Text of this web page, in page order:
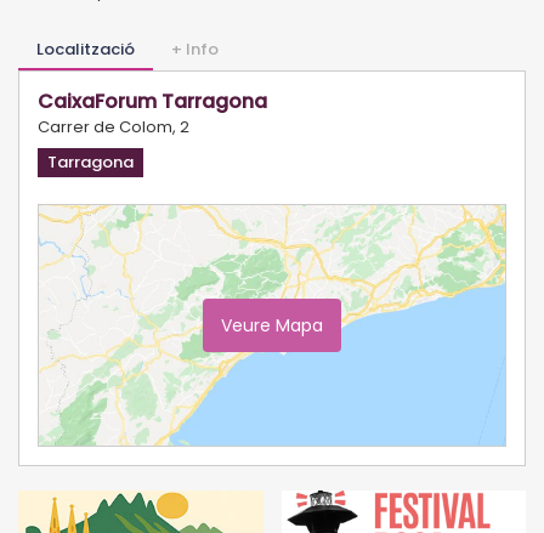
Localització + Info
CaixaForum Tarragona
Carrer de Colom, 2
Tarragona
Veure Mapa